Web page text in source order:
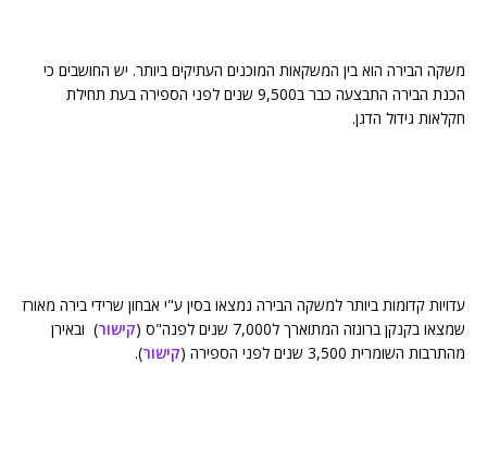
משקה הבירה הוא בין המשקאות המוכנים העתיקים ביותר. יש החושבים כי
הכנת הבירה התבצעה כבר ב9,500 שנים לפני הספירה בעת תחילת
חקלאות גידול הדגן.
עדויות קדומות ביותר למשקה הבירה נמצאו בסין ע"י אבחון שרידי בירה מאורז
שמצאו בקנקן ברונזה המתוארך ל7,000 שנים לפנה"ס (
קישור) ובאירן
מהתרבות השומרית 3,500 שנים לפני הספירה (
קישור).